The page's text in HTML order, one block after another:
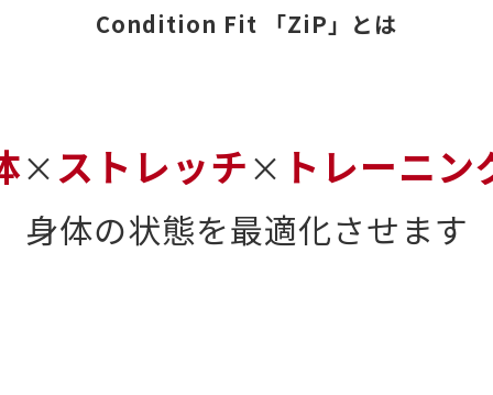
Condition Fit 「ZiP」とは
×ストレッチ× トレーニン
身体の状態を最適化させます